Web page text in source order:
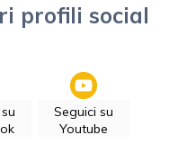
profili social
Seguici su
Youtube